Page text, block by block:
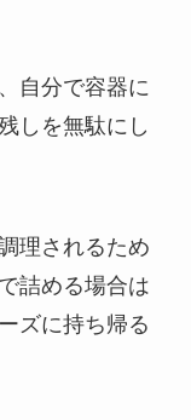
自分で容器に
しを無駄にし
理されるため
詰める場合は
ズに持ち帰る